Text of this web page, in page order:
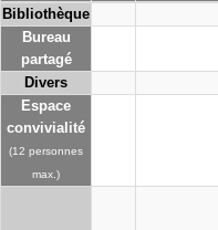
Bibliothèque
Bureau
partagé
Divers
Espace
convivialité
(12 personnes
max.)